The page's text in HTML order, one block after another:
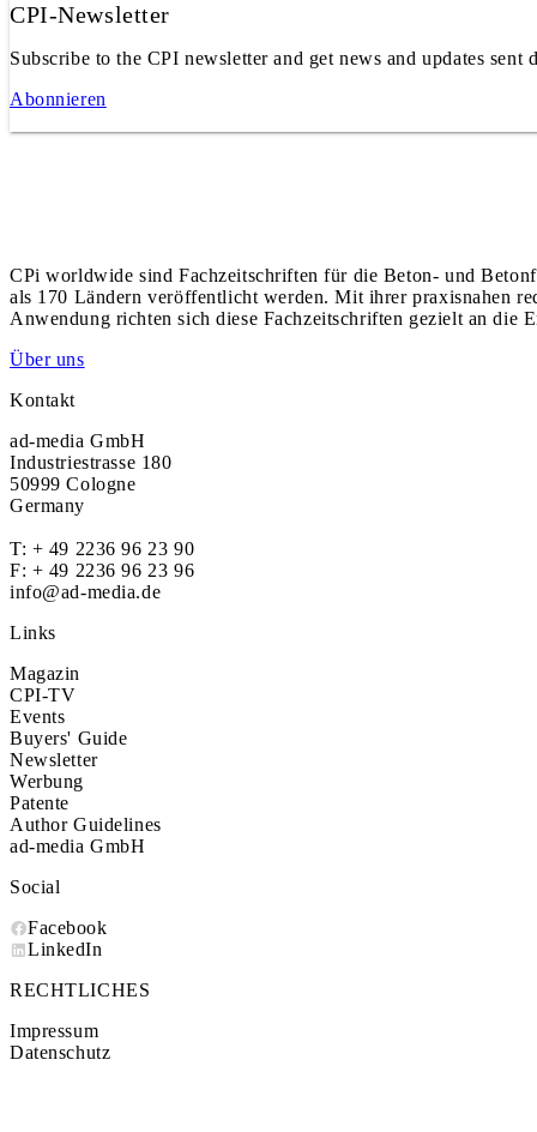
CPI-Newsletter
Subscribe to the CPI newsletter and get news and updates
Abonnieren
CPi worldwide sind Fachzeitschriften für die Beton- und
als 170 Ländern veröffentlicht werden. Mit ihrer praxisnahen
Anwendung richten sich diese Fachzeitschriften gezielt an die
Über uns
Kontakt
ad-media GmbH
Industriestrasse 180
50999 Cologne
Germany
T: + 49 2236 96 23 90
F: + 49 2236 96 23 96
info@ad-media.de
Links
Magazin
CPI-TV
Events
Buyers' Guide
Newsletter
Werbung
Patente
Author Guidelines
ad-media GmbH
Social
Facebook
LinkedIn
RECHTLICHES
Impressum
Datenschutz